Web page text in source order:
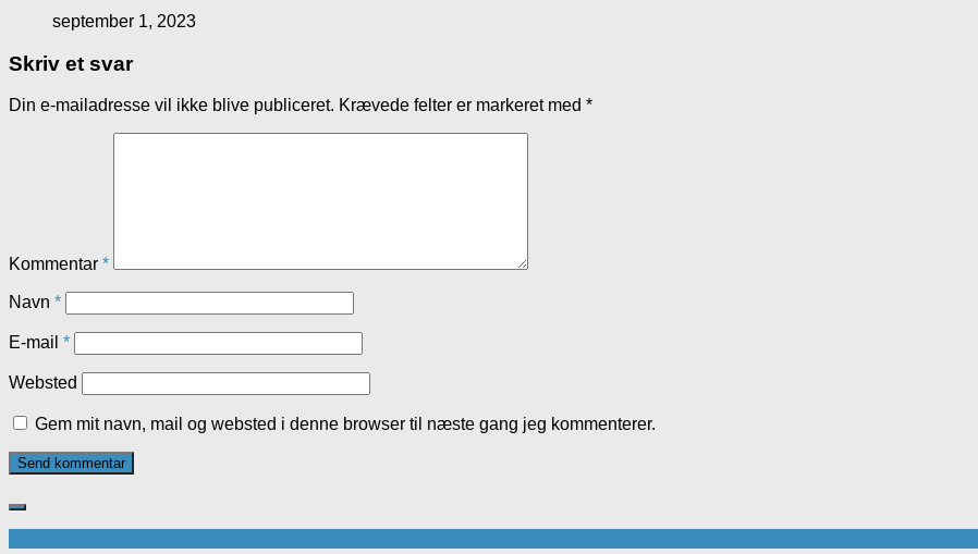
september 1, 2023
Skriv et svar
Din e-mailadresse vil ikke blive publiceret. Krævede felter er markeret med *
Kommentar *
Navn *
E-mail *
Websted
Gem mit navn, mail og websted i denne browser til næste gang jeg kommenterer.